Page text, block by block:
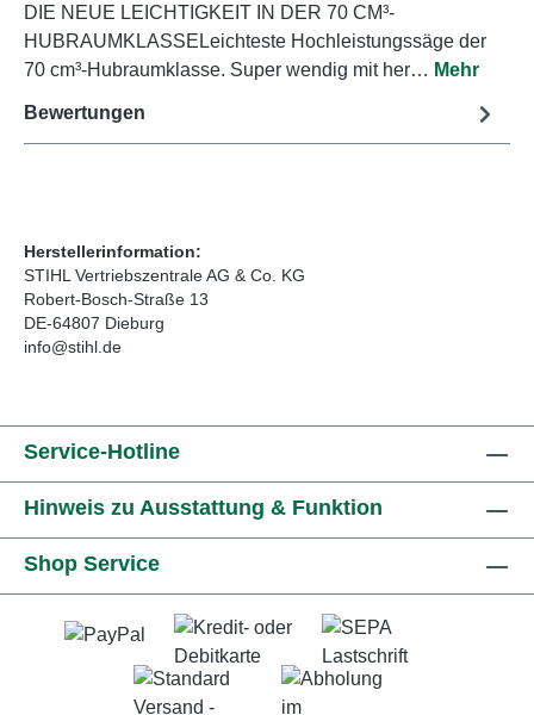
DIE NEUE LEICHTIGKEIT IN DER 70 CM³-
HUBRAUMKLASSELeichteste Hochleistungssäge der
70 cm³-Hubraumklasse. Super wendig mit her… Mehr
Bewertungen
Herstellerinformation:
STIHL Vertriebszentrale AG & Co. KG
Robert-Bosch-Straße 13
DE-64807 Dieburg
info@stihl.de
Service-Hotline
Hinweis zu Ausstattung & Funktion
Shop Service